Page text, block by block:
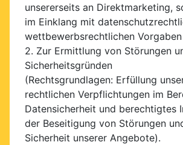
unsererseits an Direktmarketing,
im Einklang mit
wettbewerbsrechtlichen
2. Zur Ermittlung von Störungen
Sicherheitsgründen
(Rechtsgrundlagen: Erfüllung
rechtlichen Verpflichtungen im
Datensicherheit und berechtigtes
der Beseitigung von Störungen
Sicherheit unserer Angebote).